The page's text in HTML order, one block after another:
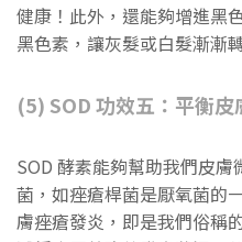
健康！此外，還能夠增進黑
黑色素，讓灰髮或白髮漸漸
(5) SOD 功效五：平衡
SOD 酵素能夠幫助我們皮
菌，如痤瘡桿菌是厭氧菌的
膚痤瘡發炎，即是我們俗稱